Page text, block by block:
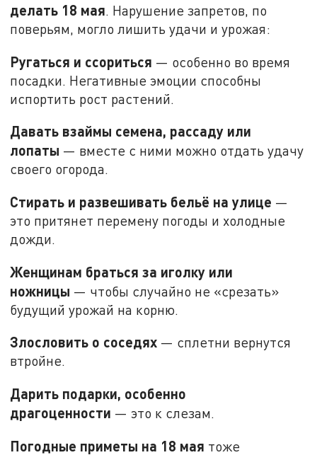
делать 18 мая. Нарушение запретов, по
поверьям, могло лишить удачи и урожая:
Ругаться и ссориться — особенно во время
посадки. Негативные эмоции способны
испортить рост растений.
Давать взаймы семена, рассаду или
лопаты — вместе с ними можно отдать удачу
своего огорода.
Стирать и развешивать бельё на улице —
это притянет перемену погоды и холодные
дожди.
Женщинам браться за иголку или
ножницы — чтобы случайно не «срезать»
будущий урожай на корню.
Злословить о соседях — сплетни вернутся
втройне.
Дарить подарки, особенно
драгоценности — это к слезам.
Погодные приметы на 18 мая тоже